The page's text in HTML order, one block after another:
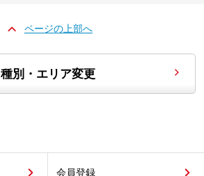
ページの上部へ
種別・エリア変更
会員登録